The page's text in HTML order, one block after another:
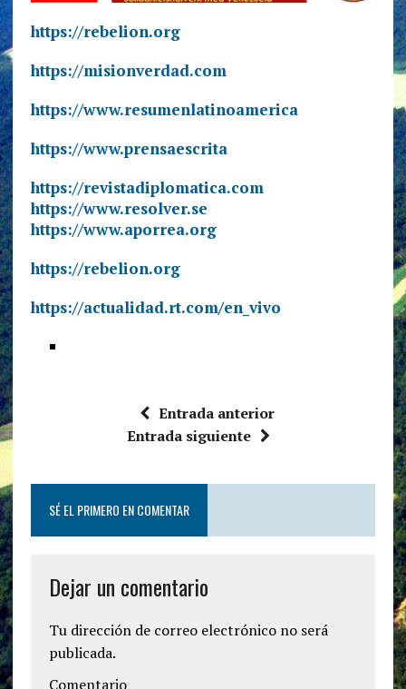
https://rebelion.org
https://misionverdad.com
https://www.resumenlatinoamerica
https://www.prensaescrita
https://revistadiplomatica.com
https://www.resolver.se
https://www.aporrea.org
https://rebelion.org
https://actualidad.rt.com/en_vivo
Entrada anterior
Entrada siguiente
SÉ EL PRIMERO EN COMENTAR
Dejar un comentario
Tu dirección de correo electrónico no será
publicada.
Comentario